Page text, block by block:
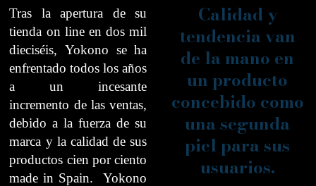
Tras la apertura de su
tienda on line en dos mil
dieciséis, Yokono se ha
enfrentado todos los años
a un incesante
incremento de las ventas,
debido a la fuerza de su
marca y la calidad de sus
productos cien por ciento
made in Spain.Yokono
Calidad y
tendencia van
de la mano en
un producto
concebido como
una segunda
piel para sus
usuarios.